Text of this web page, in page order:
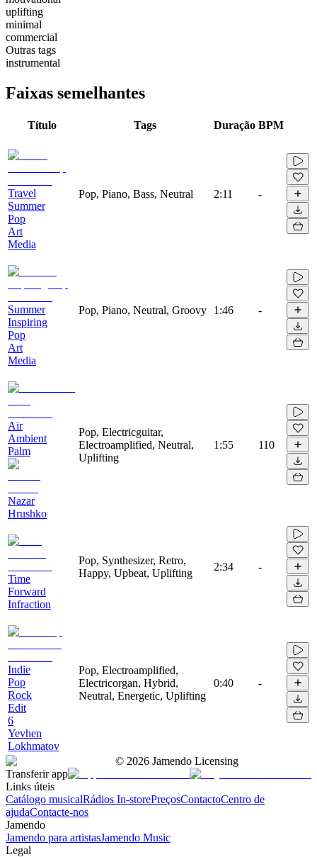
uplifting
minimal
commercial
Outras tags
instrumental
Faixas semelhantes
Título Tags Duração BPM
Travel
Summer
Pop
Art
Media
Pop, Piano, Bass, Neutral 2:11 -
Summer
Inspiring
Pop
Art
Media
Pop, Piano, Neutral, Groovy 1:46 -
Air
Ambient
Palm
Nazar
Hrushko
Pop, Electricguitar,
Electroamplified, Neutral,
Uplifting
1:55 110
Time
Forward
Infraction
Pop, Synthesizer, Retro,
Happy, Upbeat, Uplifting
2:34 -
Indie
Pop
Rock
Edit
6
Yevhen
Lokhmatov
Pop, Electroamplified,
Electricorgan, Hybrid,
Neutral, Energetic, Uplifting
0:40 -
© 2026 Jamendo Licensing
Transferir app
Links úteis
Catálogo musicalRádios In-storePreçosContactoCentro de
ajudaContacte-nos
Jamendo
Jamendo para artistasJamendo Music
Legal